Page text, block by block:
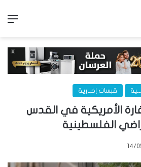
قبسات إخبارية
الأمريكية في القدس
الفلسطينية
14/